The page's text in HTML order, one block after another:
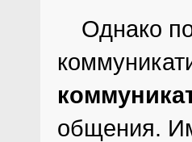
Однако
общения.